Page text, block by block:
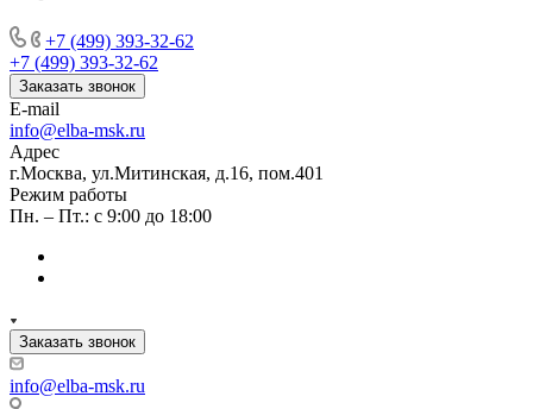
+7 (499) 393-32-62
+7 (499) 393-32-62
Заказать звонок
E-mail
info@elba-msk.ru
Адрес
г.Москва, ул.Митинская, д.16, пом.401
Режим работы
Пн. – Пт.: с 9:00 до 18:00
Заказать звонок
info@elba-msk.ru